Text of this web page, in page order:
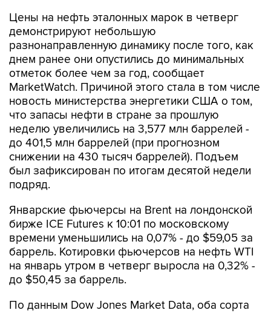
Цены на нефть эталонных марок в четверг
демонстрируют небольшую
разнонаправленную динамику после того, как
днем ранее они опустились до минимальных
отметок более чем за год, сообщает
MarketWatch. Причиной этого стала в том числе
новость министерства энергетики США о том,
что запасы нефти в стране за прошлую
неделю увеличились на 3,577 млн баррелей -
до 401,5 млн баррелей (при прогнозном
снижении на 430 тысяч баррелей). Подъем
был зафиксирован по итогам десятой недели
подряд.
Январские фьючерсы на Brent на лондонской
бирже ICE Futures к 10:01 по московскому
времени уменьшились на 0,07% - до $59,05 за
баррель. Котировки фьючерсов на нефть WTI
на январь утром в четверг выросла на 0,32% -
до $50,45 за баррель.
По данным Dow Jones Market Data, оба сорта